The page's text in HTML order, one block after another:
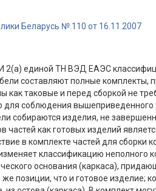
Беларусь № 110 от 16.11.2007
2(а) единой ТН ВЭД ЕАЭС
составляют полные комплекты,
таковые и перед сборкой не
соблюдения вышеприведенного
собираются изделия, не
как готовых изделий
в комплекте частей для сборки
классификацию неполного
основания (каркаса),
что и готовое изделие;